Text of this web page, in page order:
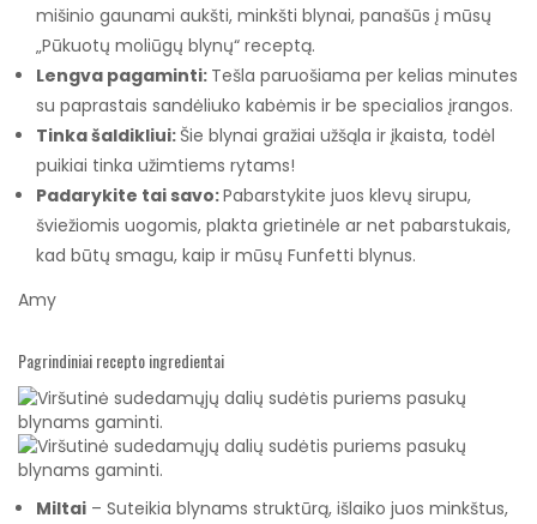
mišinio gaunami aukšti, minkšti blynai, panašūs į mūsų
„Pūkuotų moliūgų blynų“ receptą.
Lengva pagaminti: Tešla paruošiama per kelias minutes
su paprastais sandėliuko kabėmis ir be specialios įrangos.
Tinka šaldikliui: Šie blynai gražiai užšąla ir įkaista, todėl
puikiai tinka užimtiems rytams!
Padarykite tai savo:Pabarstykite juos klevų sirupu,
šviežiomis uogomis, plakta grietinėle ar net pabarstukais,
kad būtų smagu, kaip ir mūsų Funfetti blynus.
Amy
Pagrindiniai recepto ingredientai
Miltai – Suteikia blynams struktūrą, išlaiko juos minkštus,